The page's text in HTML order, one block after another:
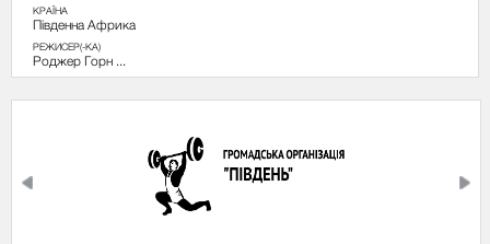
КРАЇНА
Південна Африка
РЕЖИСЕР(-КА)
Роджер Горн ...